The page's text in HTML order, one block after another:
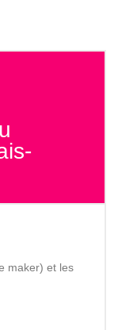
maker) et les